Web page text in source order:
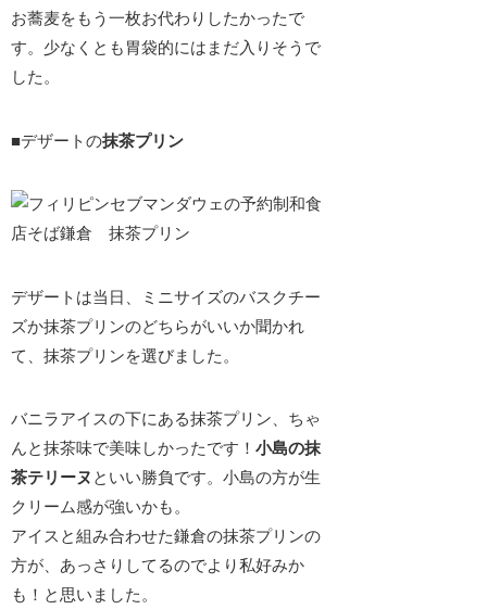
お蕎麦をもう一枚お代わりしたかったで
す。少なくとも胃袋的にはまだ入りそうで
した。
■デザートの抹茶プリン
デザートは当日、ミニサイズのバスクチー
ズか抹茶プリンのどちらがいいか聞かれ
て、抹茶プリンを選びました。
バニラアイスの下にある抹茶プリン、ちゃ
んと抹茶味で美味しかったです！小島の抹
茶テリーヌ といい勝負です。小島の方が生
クリーム感が強いかも。
アイスと組み合わせた鎌倉の抹茶プリンの
方が、あっさりしてるのでより私好みか
も！と思いました。